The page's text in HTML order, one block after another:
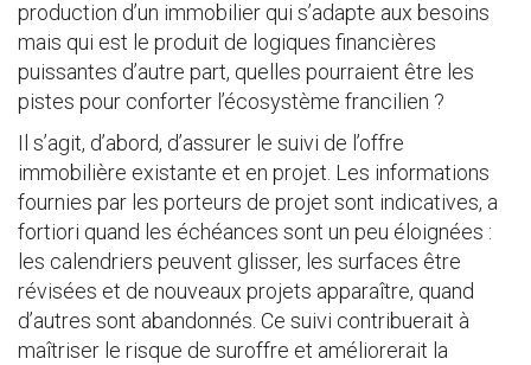
production d’un immobilier qui s’adapte aux besoins
mais qui est le produit de logiques financières
puissantes d’autre part, quelles pourraient être les
pistes pour conforter l’écosystème francilien ?
Il s’agit, d’abord, d’assurer le suivi de l’offre
immobilière existante et en projet. Les informations
fournies par les porteurs de projet sont indicatives, a
fortiori quand les échéances sont un peu éloignées :
les calendriers peuvent glisser, les surfaces être
révisées et de nouveaux projets apparaître, quand
d’autres sont abandonnés. Ce suivi contribuerait à
maîtriser le risque de suroffre et améliorerait la